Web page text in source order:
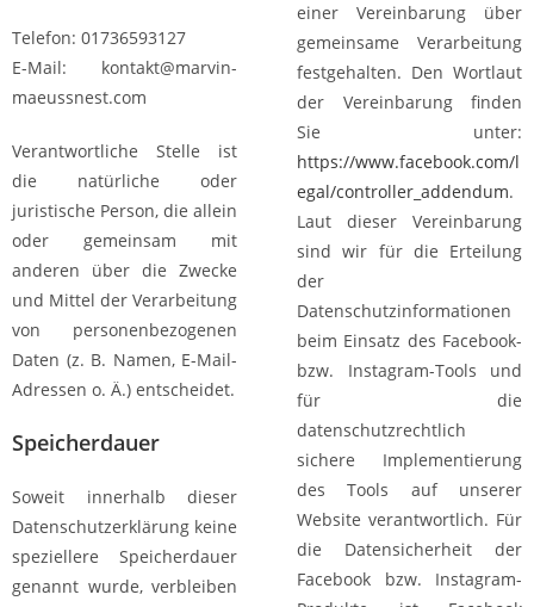
Telefon: 01736593127
E-Mail: kontakt@marvin-
maeussnest.com
Verantwortliche Stelle ist
die natürliche oder
juristische Person, die allein
oder gemeinsam mit
anderen über die Zwecke
und Mittel der Verarbeitung
von personenbezogenen
Daten (z. B. Namen, E-Mail-
Adressen o. Ä.) entscheidet.
Speicherdauer
Soweit innerhalb dieser
Datenschutzerklärung keine
speziellere Speicherdauer
genannt wurde, verbleiben
einer Vereinbarung über
gemeinsame Verarbeitung
festgehalten. Den Wortlaut
der Vereinbarung finden
Sie unter:
https://www.facebook.com/l
egal/controller_addendum.
Laut dieser Vereinbarung
sind wir für die Erteilung
der
Datenschutzinformationen
beim Einsatz des Facebook-
bzw. Instagram-Tools und
für die
datenschutzrechtlich
sichere Implementierung
des Tools auf unserer
Website verantwortlich. Für
die Datensicherheit der
Facebook bzw. Instagram-